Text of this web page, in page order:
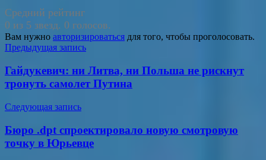
Средний рейтинг
0 из 5 звезд. 0 голосов.
Вам нужно авторизироваться для того, чтобы проголосовать.
Навигация
по
записям
Предыдущая запись
Гайдукевич: ни Литва, ни Польша не рискнут
тронуть самолет Путина
Следующая запись
Бюро .dpt спроектировало новую смотровую
точку в Юрьевце